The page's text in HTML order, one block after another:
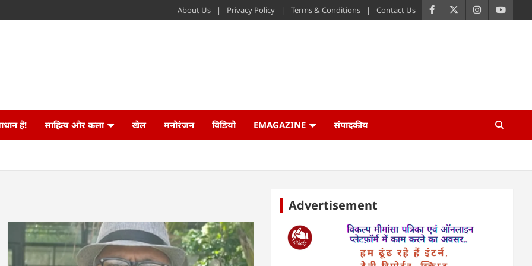
About Us Privacy Policy Terms & Conditions Contact Us
है! साहित्य और कला खेल मनोरंजन विडियो EMAGAZINE संपादकीय
Advertisement